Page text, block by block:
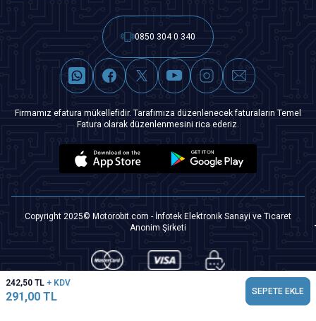
242,50 TL + KDV
291,00 TL SEPETE EKLE
0850 304 0 340
Firmamız efatura mükellefidir. Tarafımıza düzenlenecek faturaların Temel
Fatura olarak düzenlenmesini rica ederiz.
Copyright 2025© Motorobit.com - İnfotek Elektronik Sanayi ve Ticaret
Anonim Şirketi